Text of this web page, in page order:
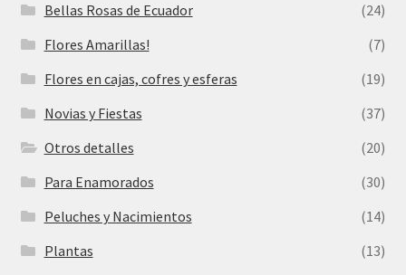
Bellas Rosas de Ecuador
(24)
Flores Amarillas!
(7)
Flores en cajas, cofres y esferas
(19)
Novias y Fiestas
(37)
Otros detalles
(20)
Para Enamorados
(30)
Peluches y Nacimientos
(14)
Plantas
(13)